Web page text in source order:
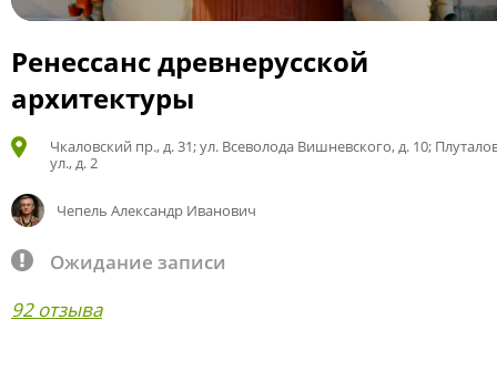
Ренессанс древнерусской
архитектуры
Чкаловский пр., д. 31; ул. Всеволода Вишневского, д. 10;
ул., д. 2
Чепель Александр Иванович
Ожидание записи
92 отзыва